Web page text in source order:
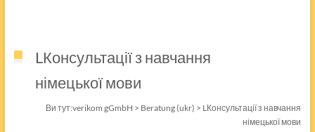
LКонсультації з навчання
німецької мови
Ви тут:verikom gGmbH > Beratung (ukr) > LКонсультації з навчання
німецької мови